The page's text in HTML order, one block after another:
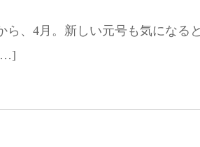
ら、4月。新しい元号も気になる